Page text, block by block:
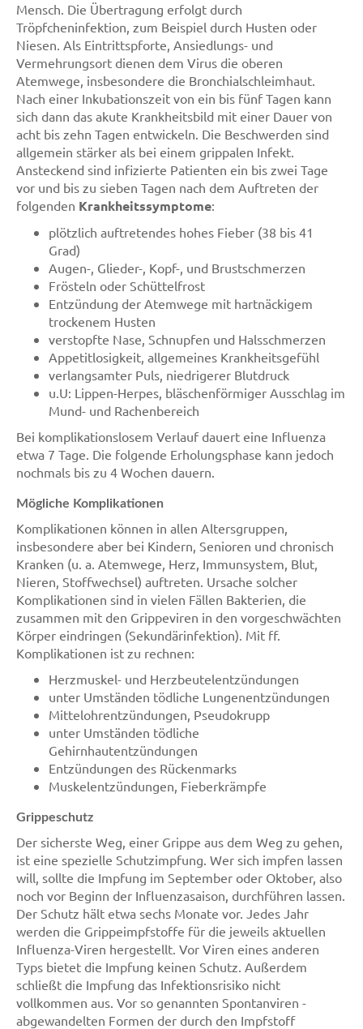
Mensch. Die Übertragung erfolgt durch
Tröpfcheninfektion, zum Beispiel durch Husten oder
Niesen. Als Eintrittspforte, Ansiedlungs- und
Vermehrungsort dienen dem Virus die oberen
Atemwege, insbesondere die Bronchialschleimhaut.
Nach einer Inkubationszeit von ein bis fünf Tagen kann
sich dann das akute Krankheitsbild mit einer Dauer von
acht bis zehn Tagen entwickeln. Die Beschwerden sind
allgemein stärker als bei einem grippalen Infekt.
Ansteckend sind infizierte Patienten ein bis zwei Tage
vor und bis zu sieben Tagen nach dem Auftreten der
folgenden Krankheitssymptome:
plötzlich auftretendes hohes Fieber (38 bis 41
Grad)
Augen-, Glieder-, Kopf-, und Brustschmerzen
Frösteln oder Schüttelfrost
Entzündung der Atemwege mit hartnäckigem
trockenem Husten
verstopfte Nase, Schnupfen und Halsschmerzen
Appetitlosigkeit, allgemeines Krankheitsgefühl
verlangsamter Puls, niedrigerer Blutdruck
u.U: Lippen-Herpes, bläschenförmiger Ausschlag im
Mund- und Rachenbereich
Bei komplikationslosem Verlauf dauert eine Influenza
etwa 7 Tage. Die folgende Erholungsphase kann jedoch
nochmals bis zu 4 Wochen dauern.
Mögliche Komplikationen
Komplikationen können in allen Altersgruppen,
insbesondere aber bei Kindern, Senioren und chronisch
Kranken (u. a. Atemwege, Herz, Immunsystem, Blut,
Nieren, Stoffwechsel) auftreten. Ursache solcher
Komplikationen sind in vielen Fällen Bakterien, die
zusammen mit den Grippeviren in den vorgeschwächten
Körper eindringen (Sekundärinfektion). Mit ff.
Komplikationen ist zu rechnen:
Herzmuskel- und Herzbeutelentzündungen
unter Umständen tödliche Lungenentzündungen
Mittelohrentzündungen, Pseudokrupp
unter Umständen tödliche
Gehirnhautentzündungen
Entzündungen des Rückenmarks
Muskelentzündungen, Fieberkrämpfe
Grippeschutz
Der sicherste Weg, einer Grippe aus dem Weg zu gehen,
ist eine spezielle Schutzimpfung. Wer sich impfen lassen
will, sollte die Impfung im September oder Oktober, also
noch vor Beginn der Influenzasaison, durchführen lassen.
Der Schutz hält etwa sechs Monate vor. Jedes Jahr
werden die Grippeimpfstoffe für die jeweils aktuellen
Influenza-Viren hergestellt. Vor Viren eines anderen
Typs bietet die Impfung keinen Schutz. Außerdem
schließt die Impfung das Infektionsrisiko nicht
vollkommen aus. Vor so genannten Spontanviren -
abgewandelten Formen der durch den Impfstoff